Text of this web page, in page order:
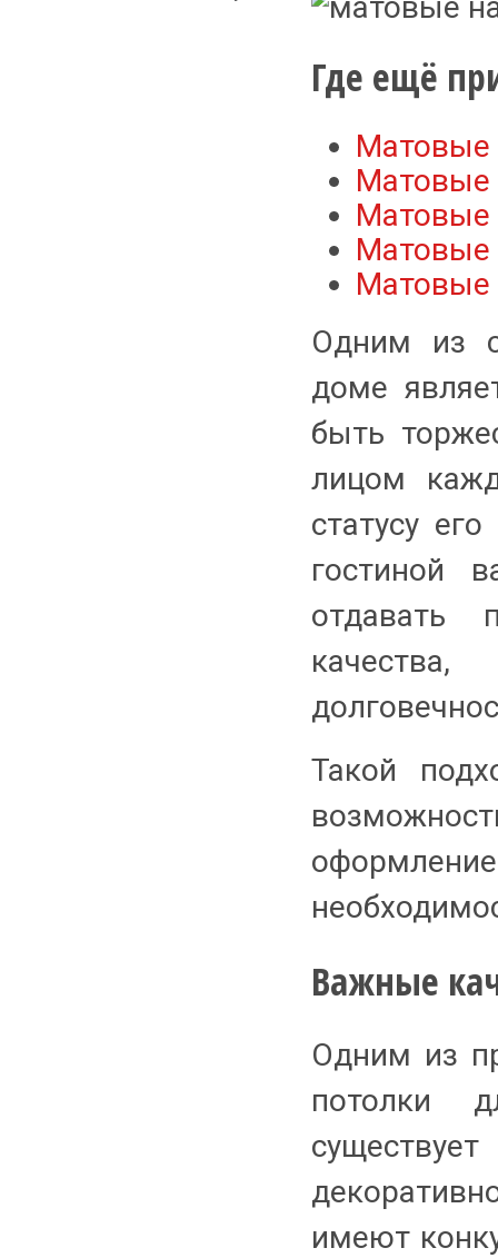
Где ещё
Матовые
Матовые
Матовые
Матовые
Матовые
Одним из
доме
быть
лицом
статусу
гостиной
отдавать
Такой
Важные
Одним из
потолки
имеют